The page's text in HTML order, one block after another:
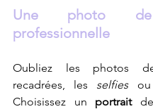
Une photo
professionnelle
Oubliez les photos de
recadrées, les selfies ou
Choisissez un portrait